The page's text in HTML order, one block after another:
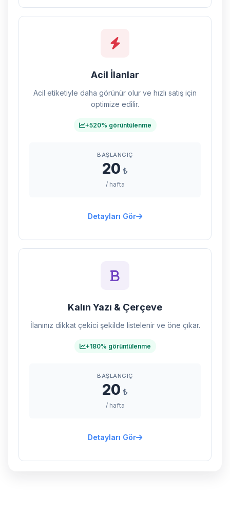
Acil İlanlar
Acil etiketiyle daha görünür olur ve hızlı satış için
optimize edilir.
+520% görüntülenme
BAŞLANGIÇ
20₺
/ hafta
Detayları Gör
Kalın Yazı & Çerçeve
İlanınız dikkat çekici şekilde listelenir ve öne çıkar.
+180% görüntülenme
BAŞLANGIÇ
20₺
/ hafta
Detayları Gör